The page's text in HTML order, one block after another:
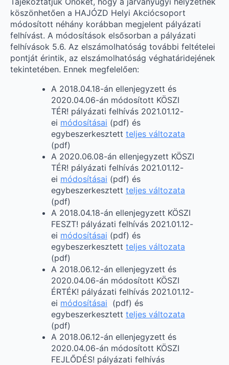
köszönhetően a HAJÓZD Helyi Akciócsoport
módosított néhány korábban megjelent pályázati
felhívást. A módosítások elsősorban a pályázati
felhívások 5.6. Az elszámolhatóság további feltételei
pontját érintik, az elszámolhatóság véghatáridejének
tekintetében. Ennek megfelelően:
A 2018.04.18-án ellenjegyzett és
2020.04.06-án módosított KÖSZI
TÉR! pályázati felhívás 2021.01.12-
ei módosításai (pdf) és
egybeszerkesztett teljes változata
(pdf)
A 2020.06.08-án ellenjegyzett KÖSZI
TÉR! pályázati felhívás 2021.01.12-
ei módosításai (pdf) és
egybeszerkesztett teljes változata
(pdf)
A 2018.04.18-án ellenjegyzett KÖSZI
FESZT! pályázati felhívás 2021.01.12-
ei módosításai (pdf) és
egybeszerkesztett teljes változata
(pdf)
A 2018.06.12-án ellenjegyzett és
2020.04.06-án módosított KÖSZI
ÉRTÉK! pályázati felhívás 2021.01.12-
ei módosításai (pdf) és
egybeszerkesztett teljes változata
(pdf)
A 2018.06.12-án ellenjegyzett és
2020.04.06-án módosított KÖSZI
FEJLŐDÉS! pályázati felhívás